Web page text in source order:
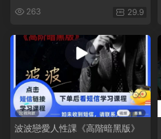
263 29.9
波波戀愛人性課《高階暗黑版》